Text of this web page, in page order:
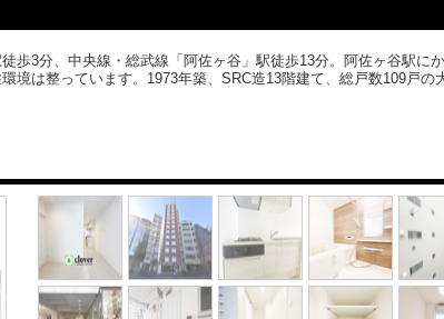
歩3分、中央線・総武線「阿佐ヶ谷」駅徒歩13分。阿佐ヶ谷駅に
境は整っています。1973年築、SRC造13階建て、総戸数109戸の